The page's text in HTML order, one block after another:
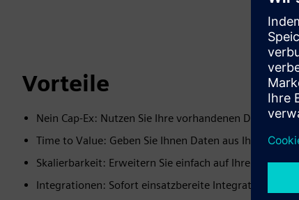
Vorteile
Nein Cap-Ex: Nutzen Sie Ihre vorhandenen Daten
Time to Value: Geben Sie Ihnen Daten aus Ihrem
Skalierbarkeit: Erweitern Sie einfach auf Ihren
Integrationen: Sofort einsatzbereite Integrationen